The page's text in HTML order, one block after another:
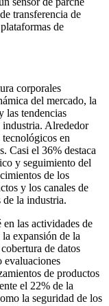
transferencia de
de
corporales
del mercado, la
las tendencias
industria. Alrededor
en
Casi el 36% destaca
y seguimiento del
de los
y los canales de
la industria.
las actividades de
expansión de la
de datos
evaluaciones
de productos
el 22% de la
la seguridad de los